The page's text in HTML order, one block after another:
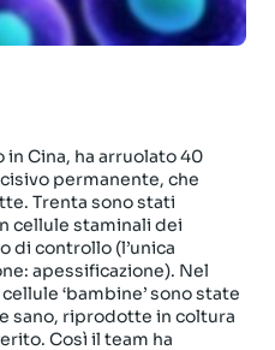
Cina, ha arruolato 40
permanente, che
Trenta sono stati
cellule staminali dei
di controllo (l’unica
apessificazione). Nel
‘bambine’ sono state
sano, riprodotte in coltura
Così il team ha